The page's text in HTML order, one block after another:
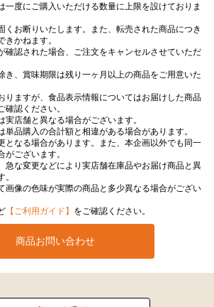
一度にご購入いただける数量に上限を設けておりま
くお断りいたします。また、転売された商品につき
きかねます。
確認された場合、ご注文をキャンセルさせていただ
き、賞味期限は残り一ヶ月以上の商品をご用意いた
りますが、食品表示情報についてはお届けした商品
確認ください。
実店舗と異なる場合がございます。
単品購入の合計額と相違がある場合があります。
となる場合があります。また、本企画以外でも同一
がございます。
急な変更などにより実店舗在庫品やお届け商品と異
画像の色味が実際の商品と多少異なる場合がござい
【ご利用ガイド】 をご確認ください。
商品お問い合わせ